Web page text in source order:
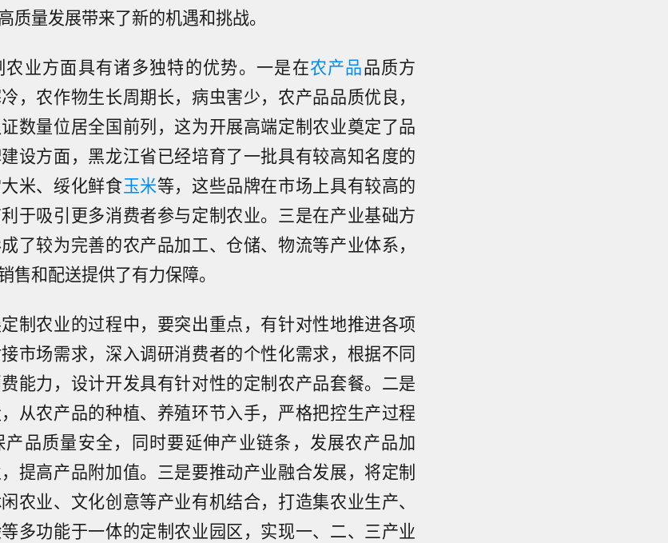
质量发展带来了新的机遇和挑战。
业方面具有诸多独特的优势。一是在农产品品质方
，农作物生长周期长，病虫害少，农产品品质优良，
数量位居全国前列，这为开展高端定制农业奠定了品
设方面，黑龙江省已经培育了一批具有较高知名度的
米、绥化鲜食玉米等，这些品牌在市场上具有较高的
于吸引更多消费者参与定制农业。三是在产业基础方
了较为完善的农产品加工、仓储、物流等产业体系，
售和配送提供了有力保障。
制农业的过程中，要突出重点，有针对性地推进各项
市场需求，深入调研消费者的个性化需求，根据不同
能力，设计开发具有针对性的定制农产品套餐。二是
从农产品的种植、养殖环节入手，严格把控生产过程
品质量安全，同时要延伸产业链条，发展农产品加
提高产品附加值。三是要推动产业融合发展，将定制
农业、文化创意等产业有机结合，打造集农业生产、
多功能于一体的定制农业园区，实现一、二、三产业